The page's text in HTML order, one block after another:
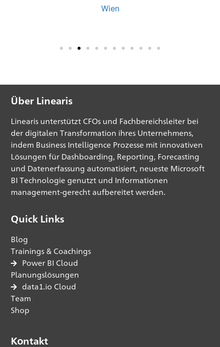
Wien
Über Linearis
Linearis unterstützt CFOs und Fachbereichsleiter bei
der digitalen Transformation ihres Unternehmens,
indem Business Intelligence Prozesse mit innovativen
Lösungen für Dashboarding, Reporting, Forecasting
und Datenerfassung automatisiert, neueste Microsoft
BI Technologie genutzt und Informationen
management-gerecht aufbereitet werden.
Quick Links
Blog
Trainings & Coachings
Power BI Cloud
Planungslösungen
data1.io Cloud
Team
Shop
Kontakt